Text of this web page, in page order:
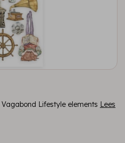
Lifestyle elements Lees